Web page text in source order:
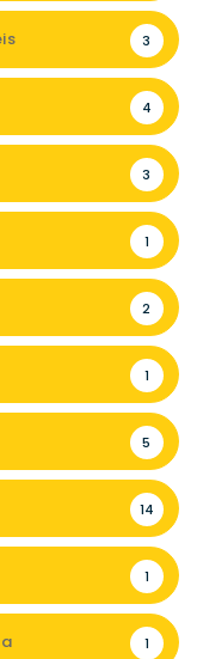
3
4
3
1
2
1
5
14
1
1